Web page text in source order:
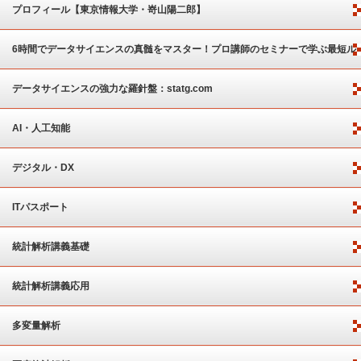
プロフィール【東京情報大学・嵜山陽二郎】
6時間でデータサイエンスの真髄をマスター！プロ講師のセミナーで学ぶ最短ル
ート
データサイエンスの強力な羅針盤：statg.com
AI・人工知能
デジタル・DX
ITパスポート
統計解析講義基礎
統計解析講義応用
多変量解析